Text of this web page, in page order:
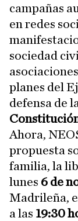
campañas
en redes
sociedad
planes del
defensa de
Ahora,
propuesta
familia, la
lunes 6 de
Madrileña,
a las 19:30